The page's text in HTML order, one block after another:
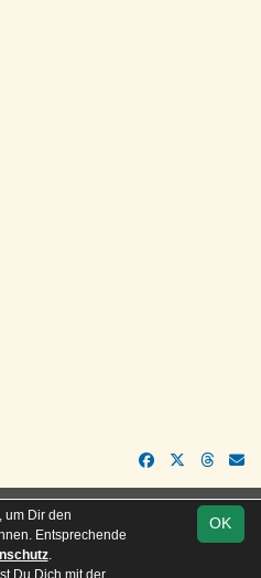
Impressum
OK
um Dir den
Entsprechende
.
Du Dich mit der